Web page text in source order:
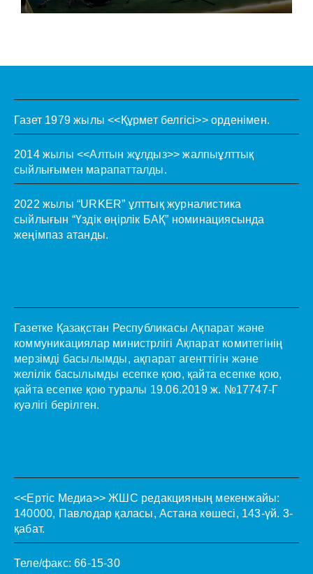
Газет 1979 жылы <<Құрмет белгісі>> орденімен.
2014 жылы <<Алтын жұлдыз>> жалпыұлттық
сыйлығымен марапатталды.
2022 жылы “URKER” ұлттық журналистика
сыйлығын “Үздік өңірлік БАҚ” номинациясында
жеңімпаз атанды.
Газетке Қазақстан Республикасы Ақпарат және
коммуникациялар министрлігі Ақпарат комитетінің
мерзімді басылымды, ақпарат агенттігін және
желілік басылымды есепке қою, қайта есепке қою,
қайта есепке қою туралы 19.06.2019 ж. №17747-Г
куәлігі берілген.
<<Ертіс Медиа>> ЖШС редакцияның мекенжайы:
140000, Павлодар қаласы, Астана көшесі, 143-үй. 3-
қабат.
Теле/факс: 66-15-30